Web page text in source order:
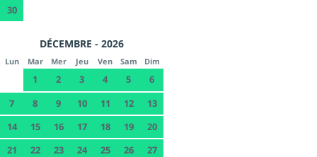
30
DÉCEMBRE - 2026
Lun Mar Mer Jeu Ven Sam Dim
1 2 3 4 5
6
7
8 9 10 11 12
13
14
15 16 17 18 19
20
21
22 23 24 25 26
27